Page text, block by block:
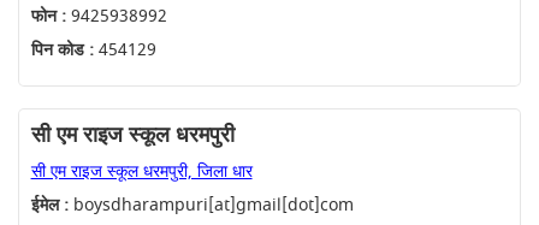
फोन :9425938992
पिन कोड :454129
सी एम राइज स्कूल धरमपुरी
सी एम राइज स्कूल धरमपुरी, जिला धार
ईमेल :boysdharampuri[at]gmail[dot]com